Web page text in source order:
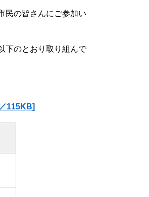
民の皆さんにご参加い
下のとおり取り組んで
115KB]